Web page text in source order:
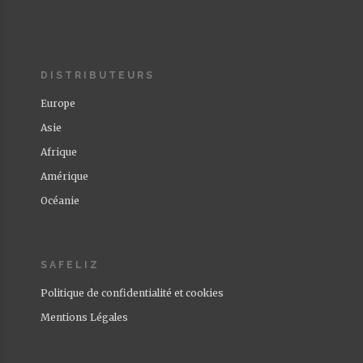
DISTRIBUTEURS
Europe
Asie
Afrique
Amérique
Océanie
SAFELIZ
Politique de confidentialité et cookies
Mentions Légales